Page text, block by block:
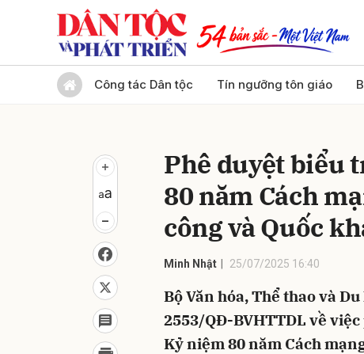
Công tác Dân tộc Tín ngưỡng tôn giáo
Phê duyệt biểu
80 năm Cách
công và Quốc
Minh Nhật 25/07/2025 16:40
Bộ Văn hóa, Thể thao và
2553/QĐ-BVHTTDL về
Kỷ niệm 80 năm Cách
Gửi